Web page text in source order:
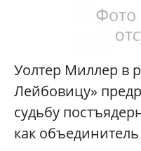
Уолтер Миллер в
Лейбовицу»
судьбу
как